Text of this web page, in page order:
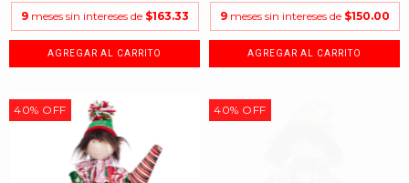
9 meses sin intereses de $163.33 9 meses sin intereses de $150.00
40% OFF 40% OFF